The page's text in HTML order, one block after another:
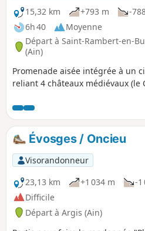
15,32 km
+793 m
-
6h 40
Moyenne
Départ à Saint-Rambert-en-
(Ain)
Promenade aisée intégrée à un
reliant 4 châteaux médiévaux (le
Évosges / Oncieu
Visorandonneur
23,13 km
+1 034 m -1
Difficile
Départ à Argis (Ain)